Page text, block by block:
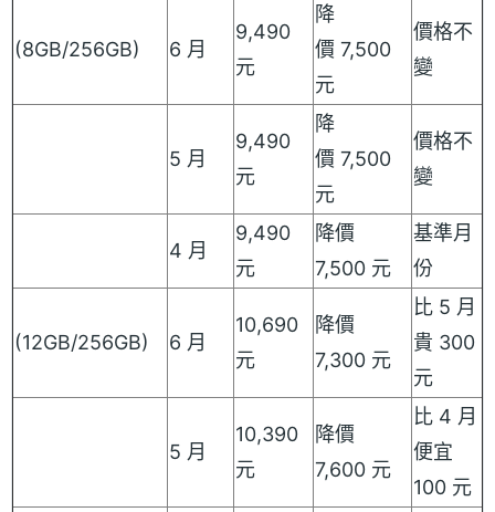
(8GB/256GB) 6 月
9,490
元
降
價 7,500
元
價格不
變
5 月
9,490
元
降
價 7,500
元
價格不
變
4 月
9,490
元
降價
7,500 元
基準月
份
(12GB/256GB) 6 月
10,690
元
降價
7,300 元
比 5 月
貴 300
元
5 月
10,390
元
降價
7,600 元
比 4 月
便宜
100 元